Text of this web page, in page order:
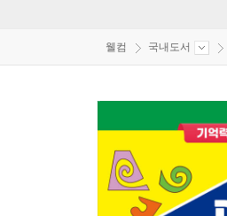
웰컴 국내도서